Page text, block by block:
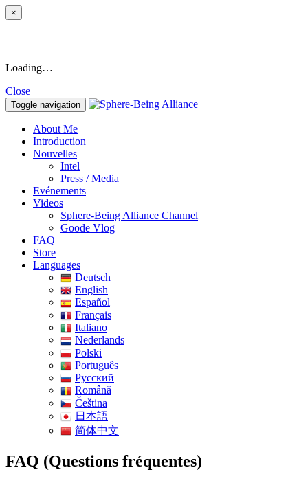
×
Loading…
Close
Toggle navigation
About Me
Introduction
Nouvelles
Intel
Press / Media
Evénements
Videos
Sphere-Being Alliance Channel
Goode Vlog
FAQ
Store
Languages
Deutsch
English
Español
Français
Italiano
Nederlands
Polski
Português
Pусский
Română
Čeština
日本語
简体中文
FAQ (Questions fréquentes)